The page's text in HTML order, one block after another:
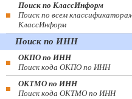
Поиск по КлассИнформ
Поиск по всем
КлассИнформ
Поиск по ИНН
ОКПО по ИНН
Поиск кода ОКПО по ИНН
ОКТМО по ИНН
Поиск кода ОКТМО по ИНН